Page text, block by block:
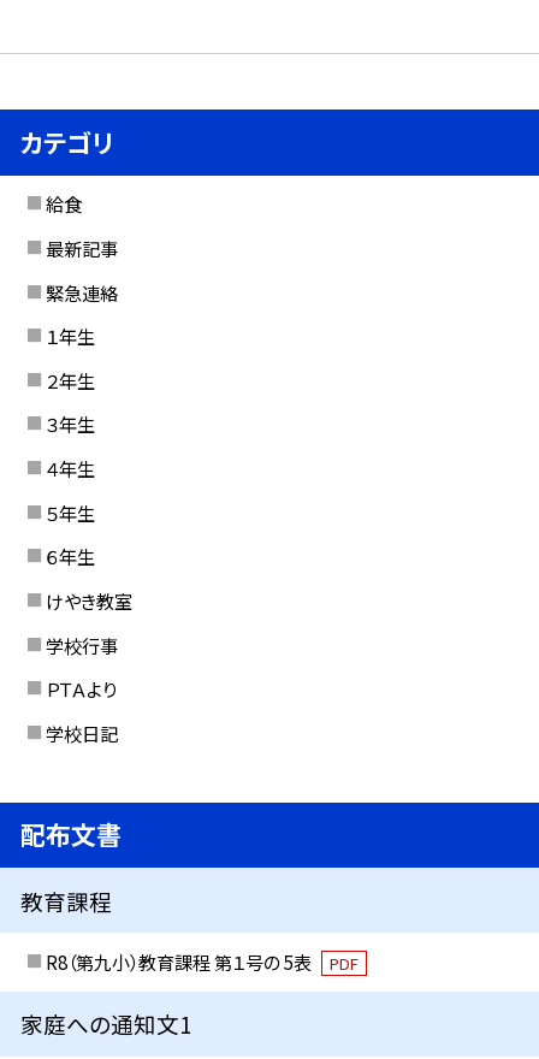
カテゴリ
給食
最新記事
緊急連絡
１年生
２年生
３年生
４年生
５年生
６年生
けやき教室
学校行事
ＰＴＡより
学校日記
配布文書
教育課程
R8（第九小）教育課程 第１号の 5表 PDF
家庭への通知文1